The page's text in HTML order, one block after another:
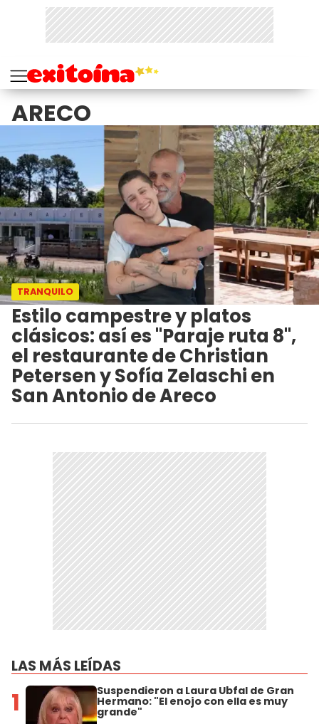
ARECO
TRANQUILO
Estilo campestre y platos
clásicos: así es "Paraje ruta 8",
el restaurante de Christian
Petersen y Sofía Zelaschi en
San Antonio de Areco
LAS MÁS LEÍDAS
1 Suspendieron a Laura Ubfal de Gran
Hermano: "El enojo con ella es muy
grande"